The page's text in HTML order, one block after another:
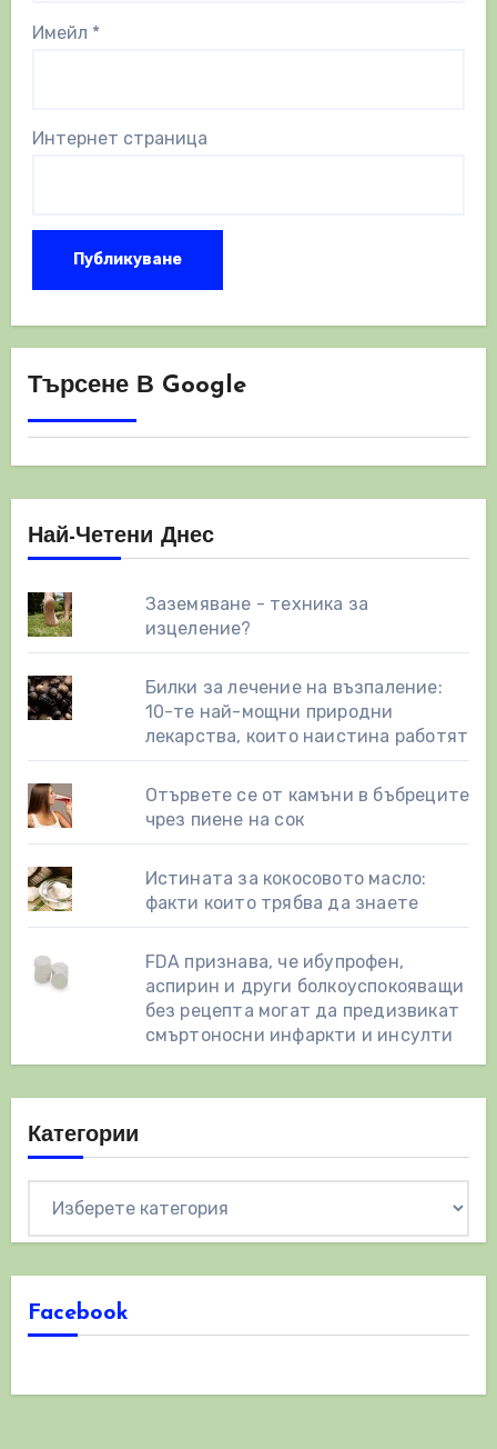
Имейл *
Интернет страница
Търсене В Google
Най-Четени Днес
Заземяване - техника за
изцеление?
Билки за лечение на възпаление:
10-те най-мощни природни
лекарства, които наистина работят
Отървете се от камъни в бъбреците
чрез пиене на сок
Истината за кокосовото масло:
факти които трябва да знаете
FDA признава, че ибупрофен,
аспирин и други болкоуспокояващи
без рецепта могат да предизвикат
смъртоносни инфаркти и инсулти
Категории
Facebook